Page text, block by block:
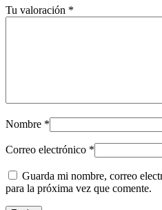
Tu valoración *
Nombre *
Correo electrónico *
Guarda mi nombre, correo
para la próxima vez que comente.